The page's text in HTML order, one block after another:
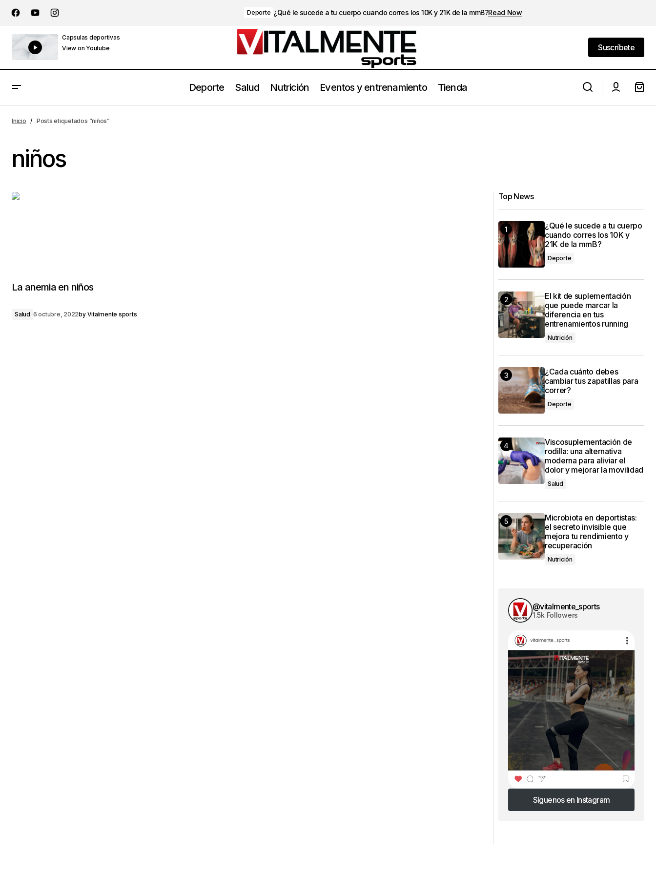
Deporte ¿Qué le sucede a tu cuerpo cuando corres los 10K y 21K de la mmB?Read Now
Capsulas deportivas
View on Youtube
Suscríbete
Deporte Salud Nutrición Eventos y entrenamiento Tienda
Inicio Posts etiquetados “niños”
niños
La anemia en niños
Salud 6 octubre, 2022by Vitalmente sports
Top News
¿Qué le sucede a tu cuerpo
cuando corres los 10K y
21K de la mmB?
Deporte
El kit de suplementación
que puede marcar la
diferencia en tus
entrenamientos running
Nutrición
¿Cada cuánto debes
cambiar tus zapatillas para
correr?
Deporte
Viscosuplementación de
rodilla: una alternativa
moderna para aliviar el
dolor y mejorar la movilidad
Salud
Microbiota en deportistas:
el secreto invisible que
mejora tu rendimiento y
recuperación
Nutrición
@vitalmente_sports
1.5k Followers
Síguenos en Instagram
Síguenos en Instagram